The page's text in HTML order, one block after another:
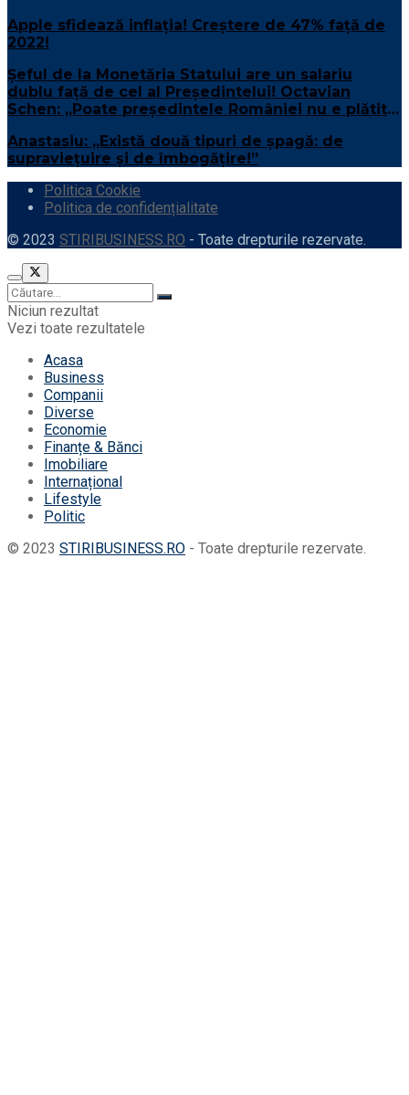
Apple sfidează inflaţia! Creştere de 47% față de
2022!
Șeful de la Monetăria Statului are un salariu
dublu față de cel al Președintelui! Octavian
Schen: „Poate președintele României nu e plătit
Anastasiu: „Există două tipuri de șpagă: de
supraviețuire și de îmbogățire!”
Politica Cookie
Politica de confidențialitate
© 2023 STIRIBUSINESS.RO - Toate drepturile rezervate.
Niciun rezultat
Vezi toate rezultatele
Acasa
Business
Companii
Diverse
Economie
Finanțe & Bănci
Imobiliare
Internațional
Lifestyle
Politic
© 2023 STIRIBUSINESS.RO - Toate drepturile rezervate.